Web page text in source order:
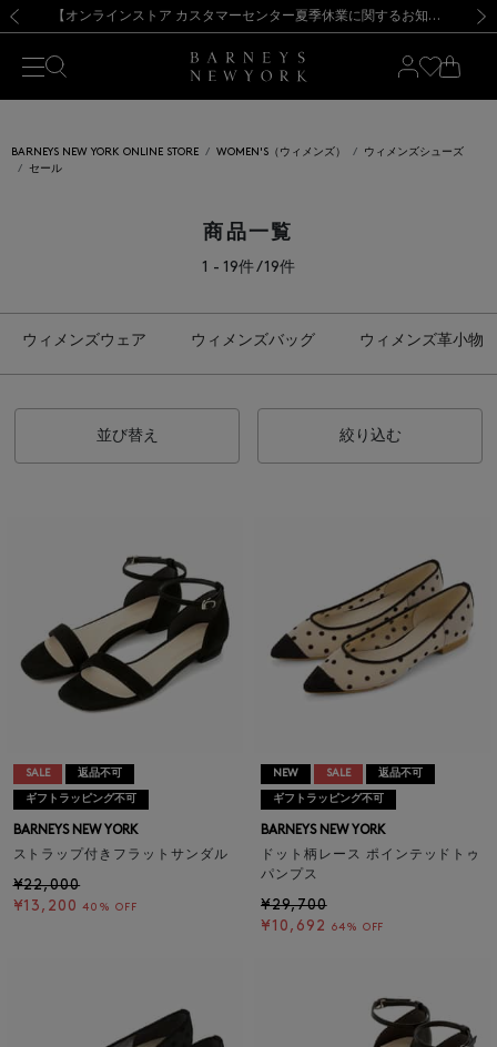
新規登録のお客様も対象！＜MY BARNEYS＞会員のお客様は11,000円（税込）以上のお買上げで常時送料無料！お買い物の際は会員登録を！
【夏季休業に伴う出荷一時停止のお知らせ】(2026.8.7) 【オンラインストア カスタマーセンター夏季休業に関するお知らせ】（2026.8.7）
【夏季休業に伴う返品・交換承り一時停止のお知らせ】（2026.8.5）
熊本県を中心とした地震の影響によるお荷物のお届けについて
【開催中】SUMMER SALEのご案内・ご注意事項 新規登録のお客様も対象！＜MY BARNEYS＞会員のお客様は11,000円（税込）以上のお買上げで常時送料無料！お買い物の際は会員登録を！
【夏季休業に伴う出荷一時停止のお知らせ】(2026.8.7)
BARNEYS NEW YORK ONLINE STORE WOMEN'S（ウィメンズ）
ウィメンズシューズ
セール
商品一覧
1 - 19件 / 19件
ウィメンズウェア ウィメンズバッグ ウィメンズ革小物
並び替え 絞り込む
SALE 返品不可
ギフトラッピング不可
BARNEYS NEW YORK
ストラップ付きフラットサンダル
¥22,000
¥13,200 40% OFF
NEW SALE 返品不可
ギフトラッピング不可
BARNEYS NEW YORK
ドット柄レース ポインテッドトゥ
パンプス
¥29,700
¥10,692
64% OFF